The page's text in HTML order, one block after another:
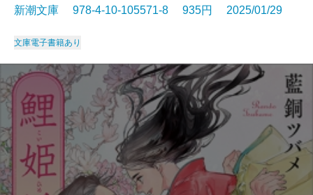
新潮文庫 978-4-10-105571-8 935円 2025/01/29
文庫電子書籍あり